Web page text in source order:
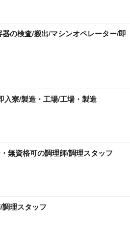
器の検査/搬出/マシンオペレーター/即
入寮/製造・工場/工場・製造
無資格可の調理師/調理スタッフ
理スタッフ